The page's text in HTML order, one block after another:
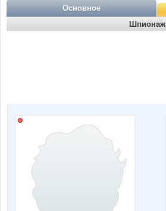
Основное
Шпионаж